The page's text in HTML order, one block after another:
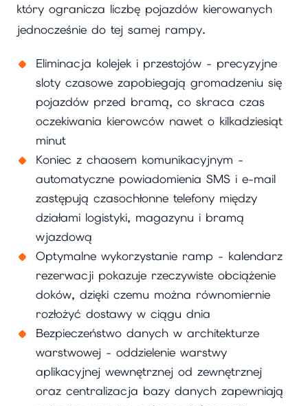
który ogranicza liczbę pojazdów kierowanych
jednocześnie do tej samej rampy.
Eliminacja kolejek i przestojów - precyzyjne
sloty czasowe zapobiegają gromadzeniu się
pojazdów przed bramą, co skraca czas
oczekiwania kierowców nawet o kilkadziesiąt
minut
Koniec z chaosem komunikacyjnym -
automatyczne powiadomienia SMS i e-mail
zastępują czasochłonne telefony między
działami logistyki, magazynu i bramą
wjazdową
Optymalne wykorzystanie ramp - kalendarz
rezerwacji pokazuje rzeczywiste obciążenie
doków, dzięki czemu można równomiernie
rozłożyć dostawy w ciągu dnia
Bezpieczeństwo danych w architekturze
warstwowej - oddzielenie warstwy
aplikacyjnej wewnętrznej od zewnętrznej
oraz centralizacja bazy danych zapewniają